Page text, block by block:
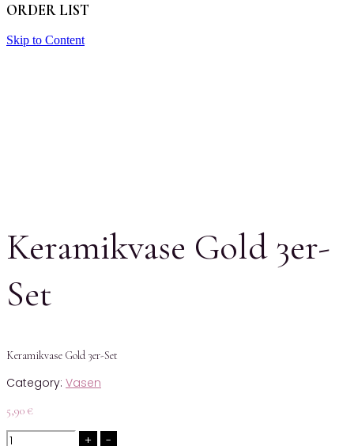
ORDER LIST
Skip to Content
Keramikvase Gold 3er-
Set
Keramikvase Gold 3er-Set
Category: Vasen
5,90 €
Quantity